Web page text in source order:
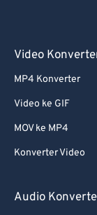
Video
MP4 Konverter
Video ke GIF
MOV ke MP4
Konverter Video
Audio